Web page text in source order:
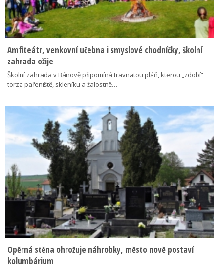
Amfiteátr, venkovní učebna i smyslové chodníčky, školní
zahrada ožije
Školní zahrada v Bánově připomíná travnatou pláň, kterou „zdobí“
torza pařeniště, skleníku a žalostně…
Opěrná stěna ohrožuje náhrobky, město nově postaví
kolumbárium